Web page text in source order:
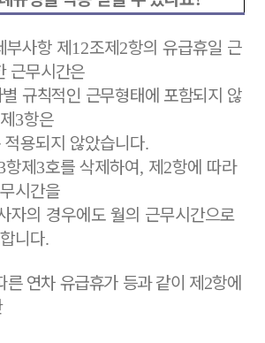
부사항 제 12조제 2항의 유급휴일 근
근무시간은
규칙적인 근무형태에 포함되지 않
3항은
용되지 않았습니다.
항제 3호를 삭제하여, 제 2항에 따라
시간을
자의 경우에도 월의 근무시간으로
니다.
른 연차 유급휴가 등과 같이 제 2항에